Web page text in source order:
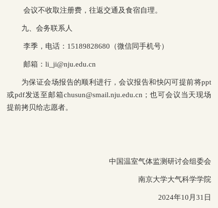
会议不收取注册费，往返交通及食宿自理。
九、会务联系人
李季，电话：15189828680（微信同手机号）
邮箱：li_ji@nju.edu.cn
为保证会场报告的顺利进行，会议报告和快闪可提前将ppt
或pdf发送至邮箱chusun@smail.nju.edu.cn；也可会议当天现场
提前拷贝给志愿者。
中国温室气体监测研讨会组委会
南京大学大气科学学院
2024年10月31日